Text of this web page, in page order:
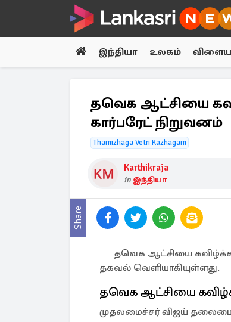
இந்தியா உலகம்
தவெக ஆட்சியை
கார்பரேட் நிறுவனம்
Thamizhaga Vetri Kazhagam
Karthikraja
in இந்தியா
Share
தவெக ஆட்சியை கவிழ்க்க
தகவல் வெளியாகியுள்ளது.
தவெக ஆட்சியை
முதலமைச்சர் விஜய்